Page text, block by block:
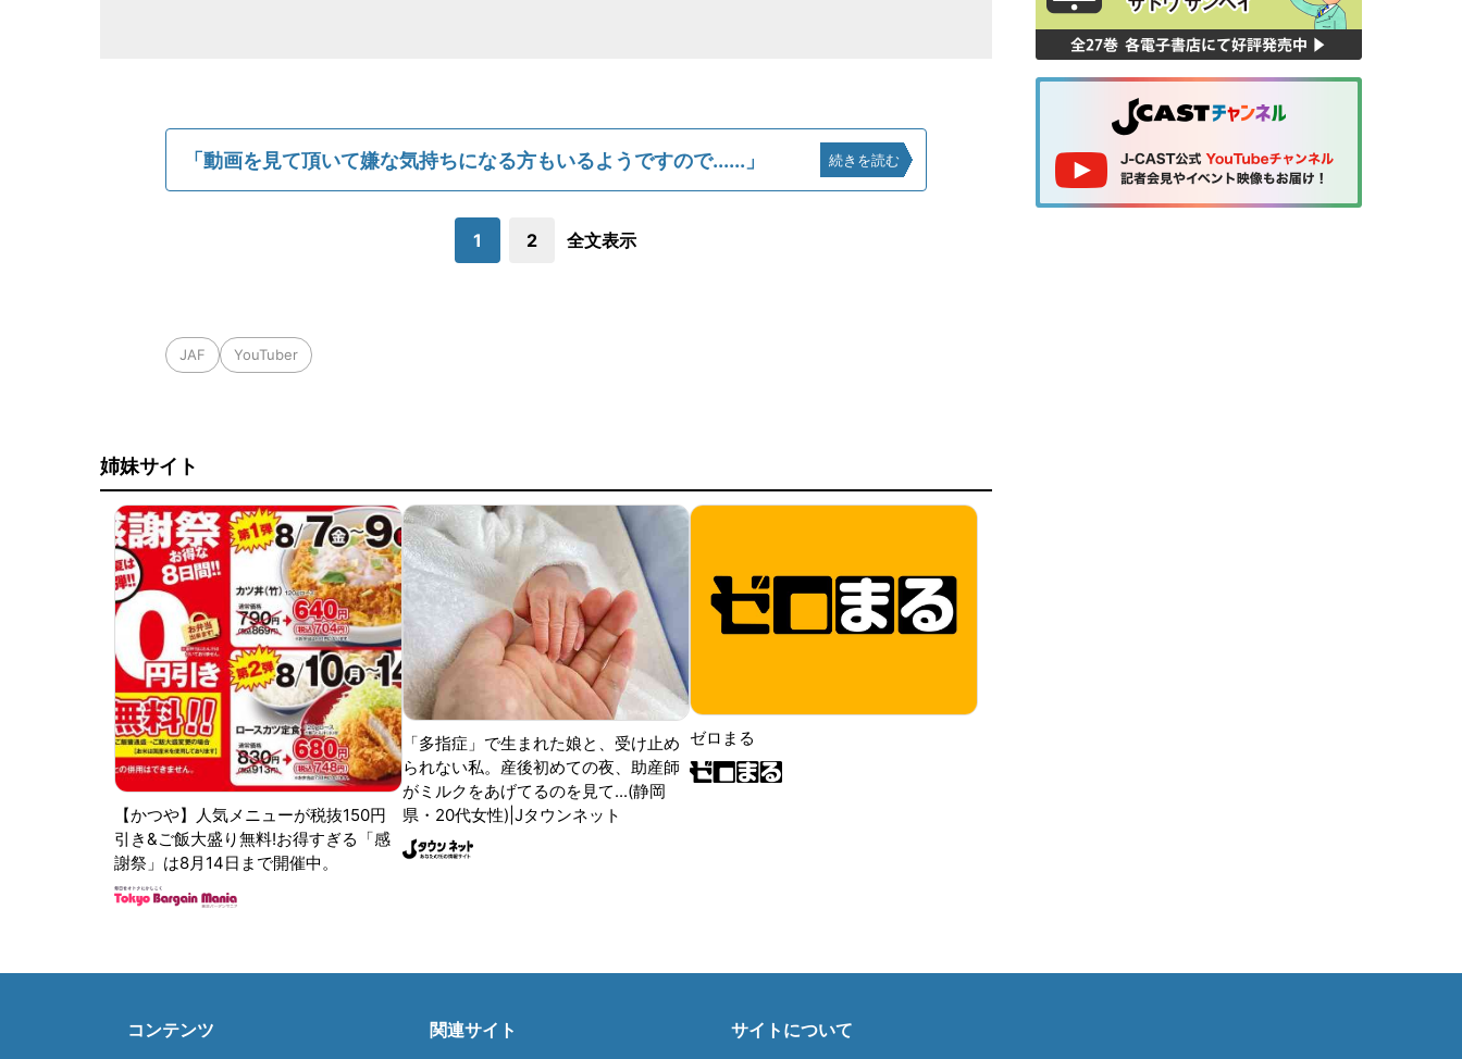
「動画を見て頂いて嫌な気持ちになる方もいるようですので......」 続きを読む
1 2 全文表示
JAF YouTuber
姉妹サイト
【かつや】人気メニューが税抜150円
引き&ご飯大盛り無料!お得すぎる「感
謝祭」は8月14日まで開催中。
「多指症」で生まれた娘と、受け止め
られない私。産後初めての夜、助産師
がミルクをあげてるのを見て...(静岡
県・20代女性)|Jタウンネット
ゼロまる
コンテンツ 関連サイト サイトについて